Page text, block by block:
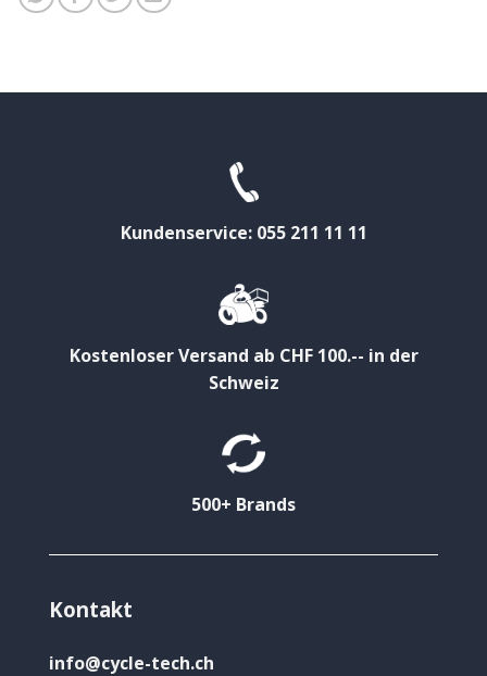
Kundenservice: 055 211 11 11
Kostenloser Versand ab CHF 100.-- in der
Schweiz
500+ Brands
Kontakt
info@cycle-tech.ch